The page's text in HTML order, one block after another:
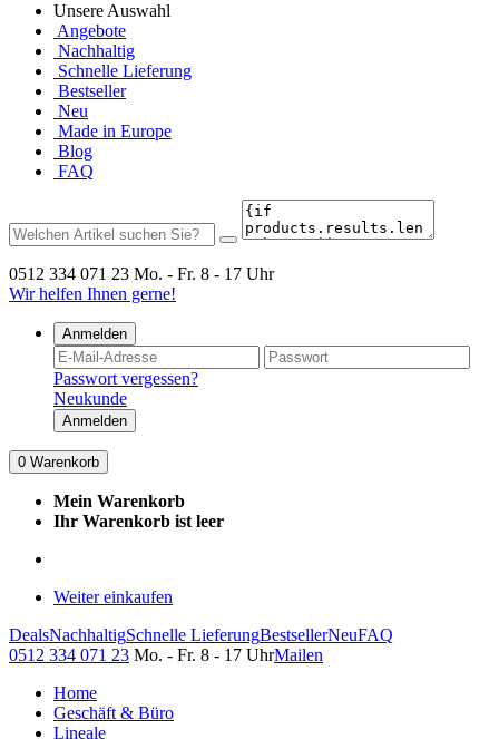
Unsere Auswahl
Angebote
Nachhaltig
Schnelle Lieferung
Bestseller
Neu
Made in Europe
Blog
FAQ
0512 334 071 23 Mo. - Fr. 8 - 17 Uhr
Wir helfen Ihnen gerne!
Anmelden
Passwort vergessen?
Neukunde
Anmelden
0 Warenkorb
Mein Warenkorb
Ihr Warenkorb ist leer
Weiter einkaufen
DealsNachhaltigSchnelle LieferungBestsellerNeuFAQ
0512 334 071 23 Mo. - Fr. 8 - 17 UhrMailen
Home
Geschäft & Büro
Lineale